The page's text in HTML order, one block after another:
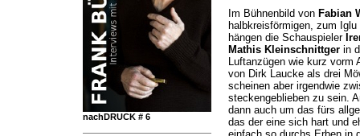
nachDRUCK # 6
Im Bühnenbild von Fabian
halbkreisförmigen, zum
hängen die Schauspieler
Mathis Kleinschnittgerin
Luftanzügen wie kurz vorm
von Dirk Laucke als drei
scheinen aber irgendwie
steckengeblieben zu sein.
dann auch um das fürs
das der eine sich hart und